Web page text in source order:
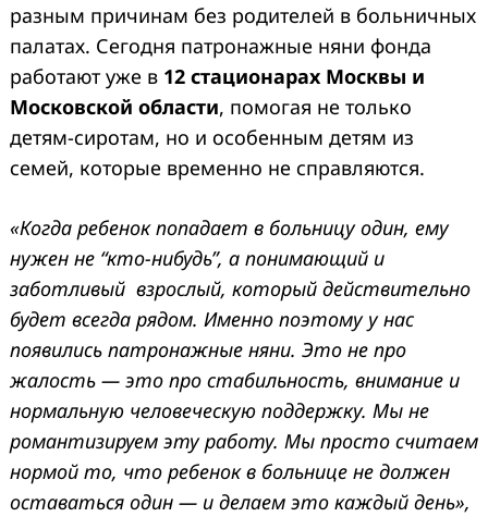
разным причинам без родителей в больничных
палатах. Сегодня патронажные няни фонда
работают уже в 12 стационарах Москвы и
Московской области, помогая не только
детям-сиротам, но и особенным детям из
семей, которые временно не справляются.
«Когда ребенок попадает в больницу один, ему
нужен не “кто-нибудь”, а понимающий и
заботливый взрослый, который действительно
будет всегда рядом. Именно поэтому у нас
появились патронажные няни. Это не про
жалость — это про стабильность, внимание и
нормальную человеческую поддержку. Мы не
романтизируем эту работу. Мы просто считаем
нормой то, что ребенок в больнице не должен
оставаться один — и делаем это каждый день»,